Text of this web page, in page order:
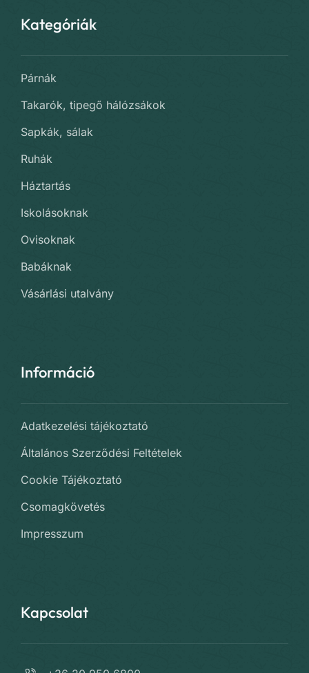
Kategóriák
Párnák
Takarók, tipegő hálózsákok
Sapkák, sálak
Ruhák
Háztartás
Iskolásoknak
Ovisoknak
Babáknak
Vásárlási utalvány
Információ
Adatkezelési tájékoztató
Általános Szerződési Feltételek
Cookie Tájékoztató
Csomagkövetés
Impresszum
Kapcsolat